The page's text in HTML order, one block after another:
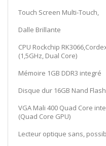
Touch Screen Multi-Touch,
Dalle Brillante
CPU Rockchip
(1,5GHz, Dual Core)
Mémoire 1GB DDR3 integré
Disque dur 16GB Nand Flash
VGA Mali 400 Quad Core
(Quad Core GPU)
Lecteur optique sans,